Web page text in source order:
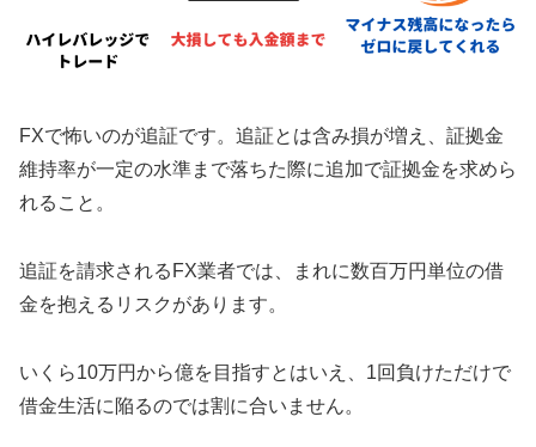
FXで怖いのが追証です。追証とは含み損が増え、証拠金
維持率が一定の水準まで落ちた際に追加で証拠金を求めら
れること。
追証を請求されるFX業者では、まれに数百万円単位の借
金を抱えるリスクがあります。
いくら10万円から億を目指すとはいえ、1回負けただけで
借金生活に陥るのでは割に合いません。